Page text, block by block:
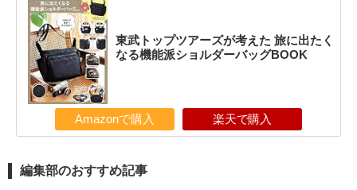
東武トップツアーズが考えた 旅に出たく
なる機能派ショルダーバッグBOOK
Amazonで購入 楽天で購入
編集部のおすすめ記事